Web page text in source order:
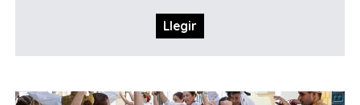
Llegir